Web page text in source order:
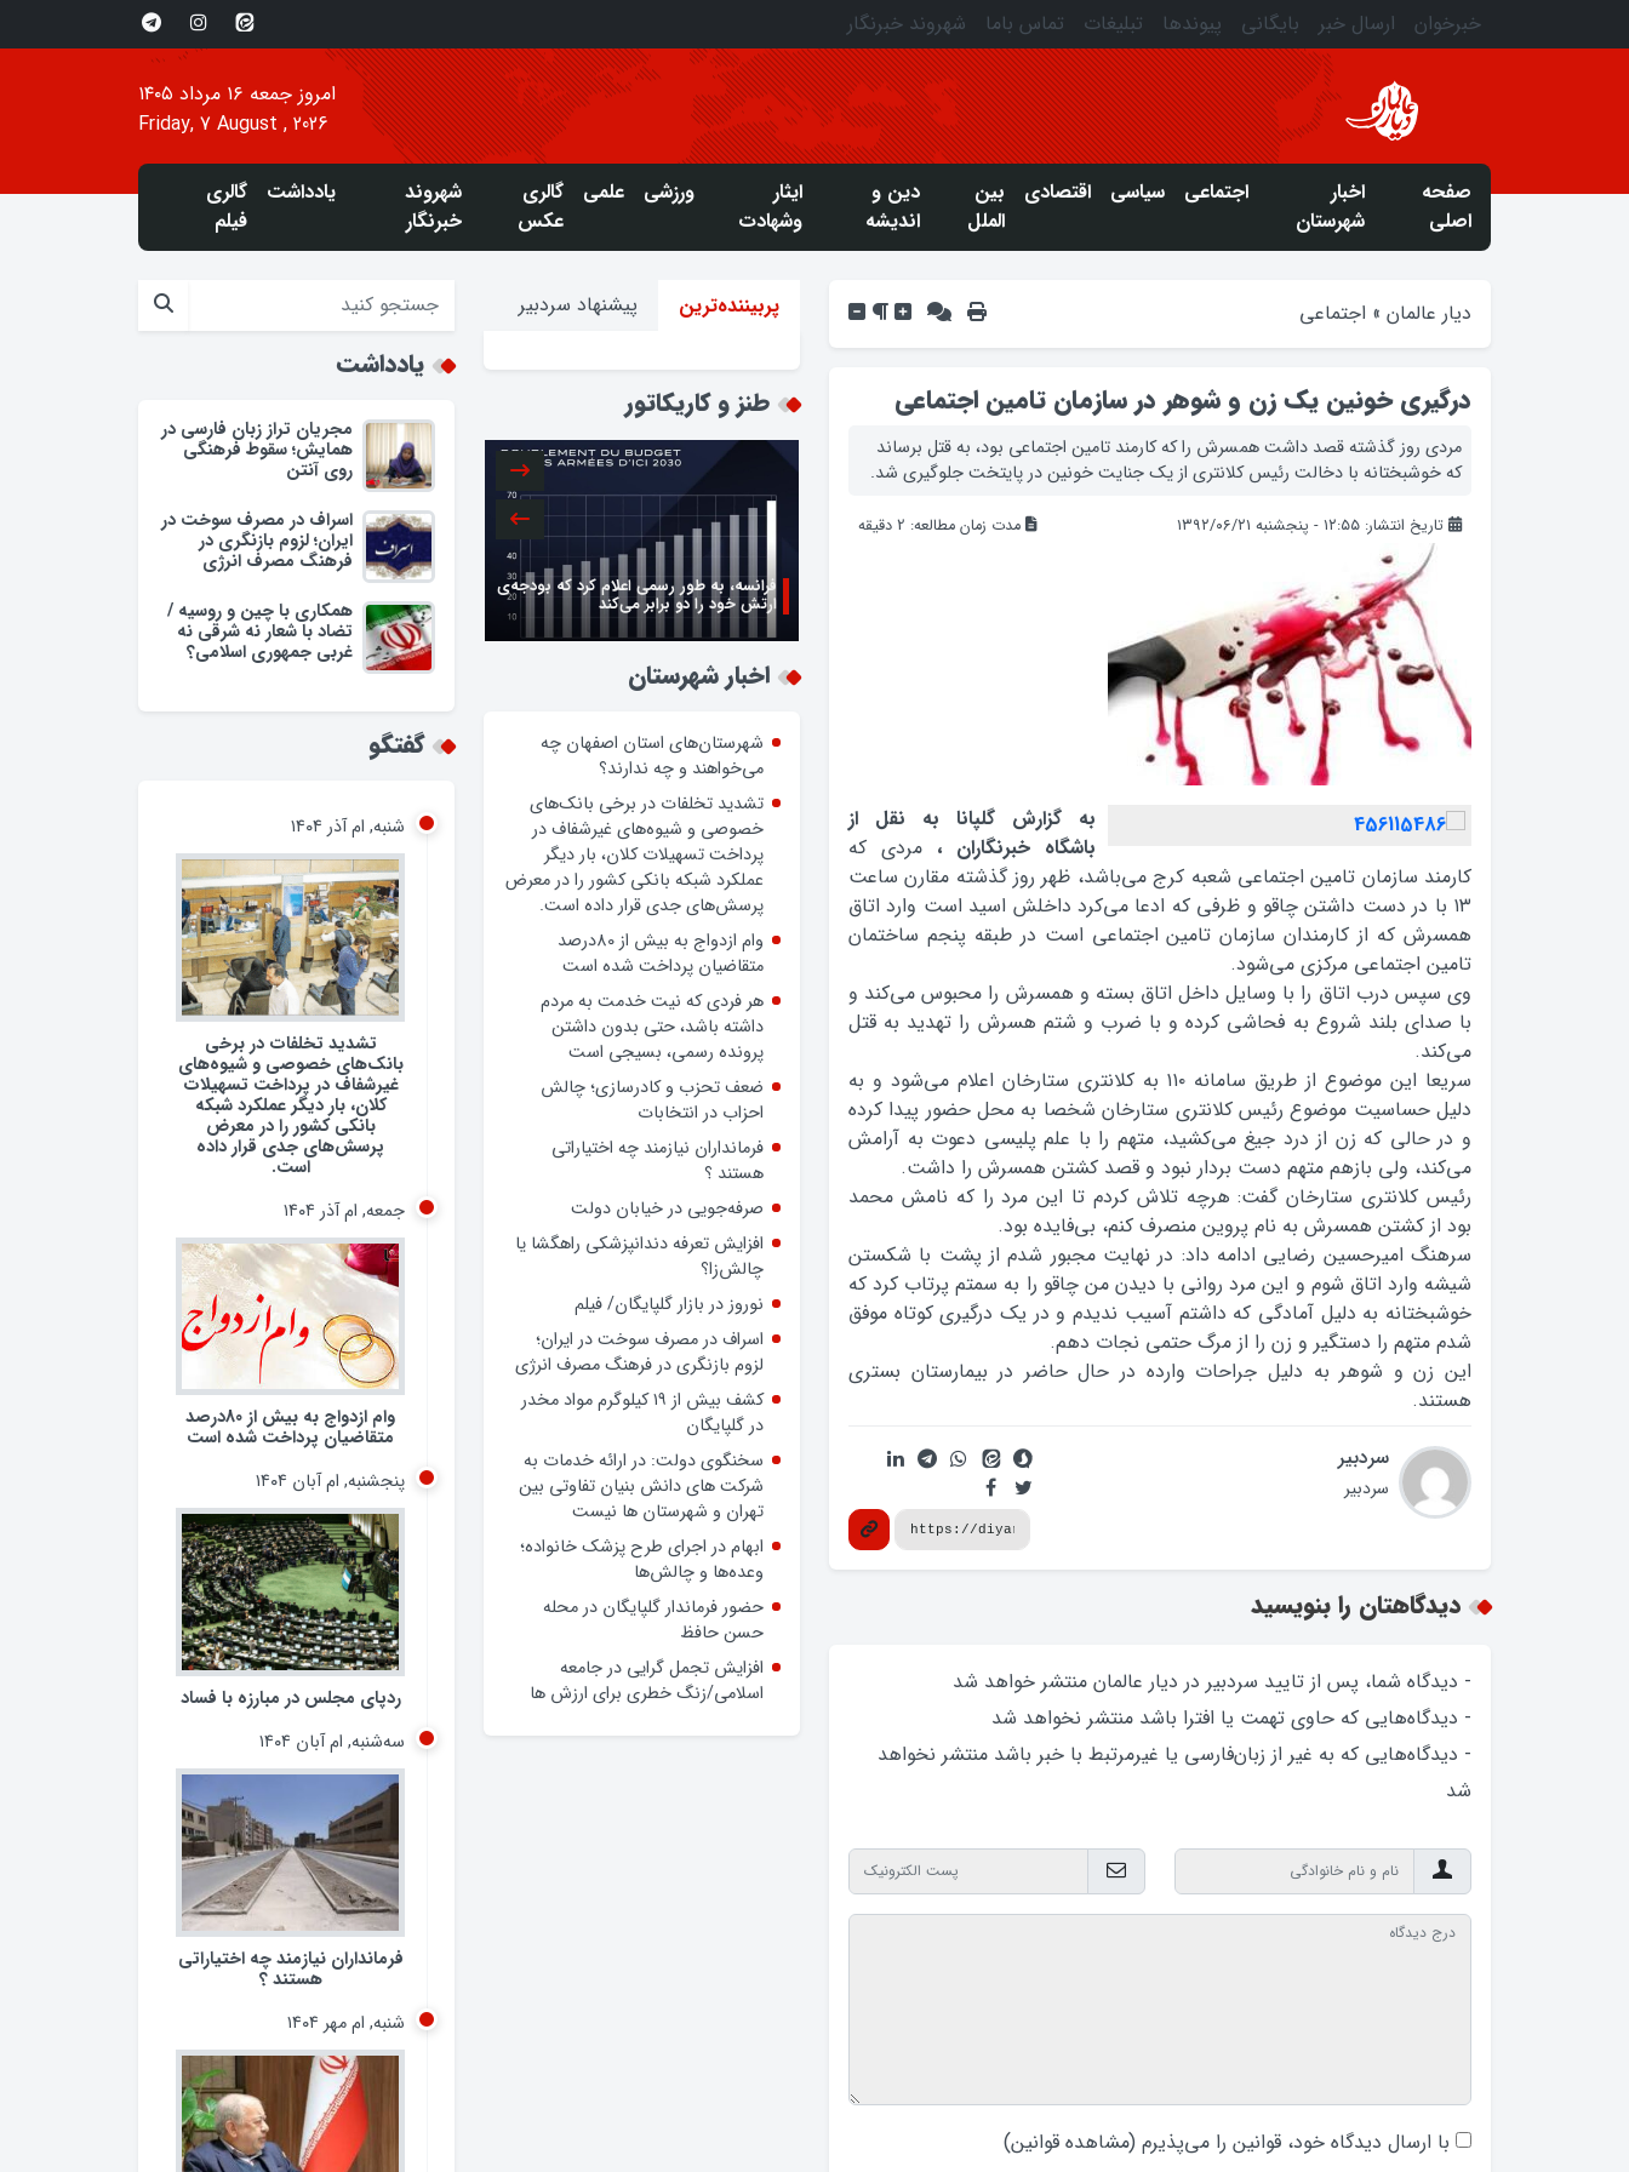
خبرخوان ارسال خبر بایگانی پیوندها تبلیغات تماس باما شهروند خبرنگار
امروز جمعه ۱۶ مرداد ۱۴۰۵
Friday, 7 August , 2026
صفحه
اصلی
اخبار
شهرستان
اجتماعی سیاسی اقتصادی
بین
الملل
دین و
اندیشه
ایثار
وشهادت
ورزشی علمی
گالری
عکس
شهروند
خبرنگار
یادداشت
گالری
فیلم
دیار عالمان » اجتماعی
درگیری خونين یک زن و شوهر در سازمان تامين اجتماعی
مردي روز گذشته قصد داشت همسرش را که کارمند تامين اجتماعي بود، به قتل برساند
که خوشبختانه با دخالت رئيس کلانتري از يک جنايت خونين در پايتخت جلوگيري شد.
تاریخ انتشار: ۱۲:۵۵ - پنجشنبه ۱۳۹۲/۰۶/۲۱ مدت زمان مطالعه: 2 دقیقه
به گزارش گلپانا به نقل از
باشگاه خبرنگاران ، مردي که
کارمند سازمان تامين اجتماعي شعبه کرج مي‌باشد، ظهر روز گذشته مقارن ساعت
۱۳ با در دست داشتن چاقو و ظرفي که ادعا مي‌کرد داخلش اسيد است وارد اتاق
همسرش که از کارمندان سازمان تامين اجتماعي است در طبقه پنجم ساختمان
تامين اجتماعي مرکزي مي‌شود.
وی سپس درب اتاق را با وسايل داخل اتاق بسته و همسرش را محبوس مي‌کند و
با صداي بلند شروع به فحاشي کرده و با ضرب و شتم هسرش را تهديد به قتل
مي‌کند.
سريعا اين موضوع از طريق سامانه ۱۱۰ به کلانتري ستارخان اعلام مي‌شود و به
دليل حساسيت موضوع رئيس کلانتري ستارخان شخصا به محل حضور پيدا کرده
و در حالي که زن از درد جيغ مي‌کشيد، متهم را با علم پليسي دعوت به آرامش
مي‌کند، ولي بازهم متهم دست بردار نبود و قصد کشتن همسرش را داشت.
رئيس کلانتري ستارخان گفت: هرچه تلاش کردم تا اين مرد را که نامش محمد
بود از کشتن همسرش به نام پروين منصرف کنم، بي‌فايده بود.
سرهنگ اميرحسين رضايي ادامه داد: در نهايت مجبور شدم از پشت با شکستن
شيشه وارد اتاق شوم و اين مرد رواني با ديدن من چاقو را به سمتم پرتاب کرد که
خوشبختانه به دليل آمادگي که داشتم آسيب نديدم و در يک درگيري کوتاه موفق
شدم متهم را دستگير و زن را از مرگ حتمي نجات دهم.
اين زن و شوهر به دليل جراحات وارده در حال حاضر در بيمارستان بستري
هستند.
سردبیر
سردبیر
دیدگاهتان را بنویسید
- دیدگاه شما، پس از تایید سردبیر در دیار عالمان منتشر خواهد‌ شد
- دیدگاه‌هایی که حاوی تهمت یا افترا باشد منتشر نخواهد‌ شد
- دیدگاه‌هایی که به غیر از زبان‌فارسی یا غیرمرتبط با خبر باشد منتشر نخواهد‌
شد
با ارسال دیدگاه‌ خود، قوانین را می‌پذیرم (مشاهده قوانین)
پربیننده‌ترین پیشنهاد سردبیر
طنز و کاریکاتور
فرانسه، به طور رسمی اعلام کرد که بودجه‌ی
ارتش خود را دو برابر می‌کند
اخبار شهرستان
شهرستان‌های استان اصفهان چه
می‌خواهند و چه ندارند؟
تشدید تخلفات در برخی بانک‌های
خصوصی و شیوه‌های غیرشفاف در
پرداخت تسهیلات کلان، بار دیگر
عملکرد شبکه بانکی کشور را در معرض
پرسش‌های جدی قرار داده است.
وام ازدواج به بیش از 80درصد
متقاضیان پرداخت شده است
هر فردی که نیت خدمت به مردم
داشته باشد، حتی بدون داشتن
پرونده رسمی، بسیجی است
ضعف تحزب و کادرسازی؛ چالش
احزاب در انتخابات
فرمانداران نیازمند چه اختیاراتی
هستند ؟
صرفه‌جویی در خیابان دولت
افزایش تعرفه دندانپزشکی راهگشا یا
چالش‌زا؟
نوروز در بازار گلپایگان/ فیلم
اسراف در مصرف سوخت در ایران؛
لزوم بازنگری در فرهنگ مصرف انرژی
کشف بیش از ۱۹ کیلوگرم مواد مخدر
در گلپایگان
سخنگوی دولت: در ارائه خدمات به
شرکت های دانش بنیان تفاوتی بین
تهران و شهرستان ها نیست
ابهام در اجرای طرح پزشک خانواده؛
وعده‌ها و چالش‌ها
حضور فرماندار گلپایگان در محله
حسن حافظ
افزایش تجمل گرایی در جامعه
اسلامی/زنگ خطری برای ارزش ها
یادداشت
مجریان تراز زبان فارسی در
همایش؛ سقوط فرهنگی
روی آنتن
اسراف در مصرف سوخت در
ایران؛ لزوم بازنگری در
فرهنگ مصرف انرژی
همکاری با چین و روسیه /
تضاد با شعار نه شرقی نه
غربی جمهوری اسلامی؟
گفتگو
شنبه, ام آذر ۱۴۰۴
تشدید تخلفات در برخی
بانک‌های خصوصی و شیوه‌های
غیرشفاف در پرداخت تسهیلات
کلان، بار دیگر عملکرد شبکه
بانکی کشور را در معرض
پرسش‌های جدی قرار داده
است.
جمعه, ام آذر ۱۴۰۴
وام ازدواج به بیش از 80درصد
متقاضیان پرداخت شده است
پنجشنبه, ام آبان ۱۴۰۴
ردپای مجلس در مبارزه با فساد
سه‌شنبه, ام آبان ۱۴۰۴
فرمانداران نیازمند چه اختیاراتی
هستند ؟
شنبه, ام مهر ۱۴۰۴